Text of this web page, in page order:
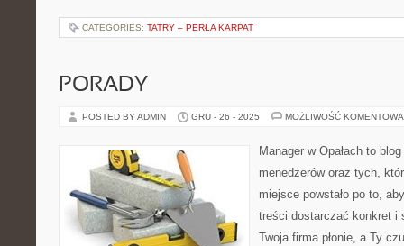
CATEGORIES: TATRY – PERŁA KARPAT
PORADY
POSTED BY ADMIN GRU - 26 - 2025 MOŻLIWOŚĆ
Manager w Opałach to
menedżerów oraz tych,
miejsce powstało po to,
treści dostarczać konkret i
Twoja firma płonie, a Ty